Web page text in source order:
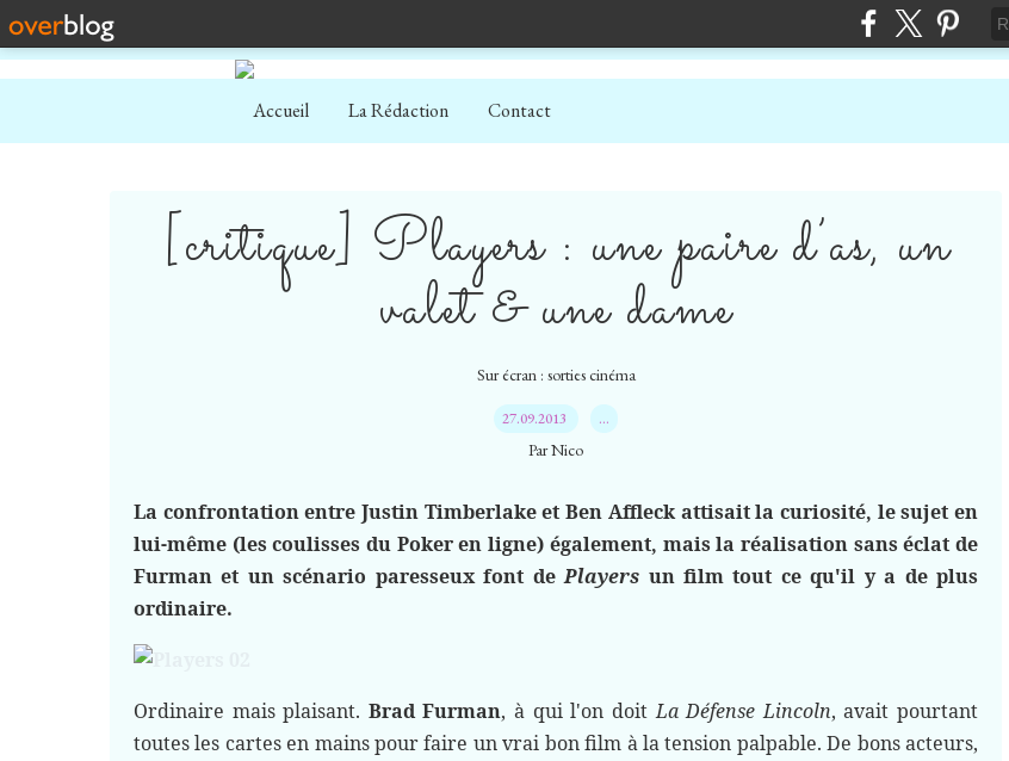
Accueil La Rédaction Contact
[critique] Players : une paire d’as, un
valet & une dame
Sur écran : sorties cinéma
27.09.2013 …
Par Nico
La confrontation entre Justin Timberlake et Ben Affleck attisait la curiosité, le sujet en
lui-même (les coulisses du Poker en ligne) également, mais la réalisation sans éclat de
Furman et un scénario paresseux font dePlayers un film tout ce qu'il y a de plus
ordinaire.
Ordinaire mais plaisant. Brad Furman, à qui l'on doitLa Défense Lincoln, avait pourtant
toutes les cartes en mains pour faire un vrai bon film à la tension palpable. De bons acteurs,